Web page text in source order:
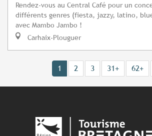
Rendez-vous au Central Café pour un
différents genres (fiesta, jazzy, latino,
avec Mambo Jambo !
Carhaix-Plouguer
1 2 3 31+ 62+